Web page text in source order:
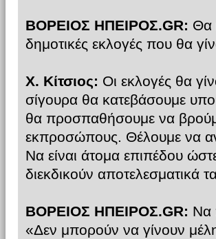
ΒΟΡΕΙΟΣ ΗΠΕΙΡΟΣ.GR: Θα
δημοτικές εκλογές που θα
Χ. Κίτσιος: Οι εκλογές θα
σίγουρα θα κατεβάσουμε
θα προσπαθήσουμε να
εκπροσώπους. Θέλουμε να
Να είναι άτομα επιπέδου
διεκδικούν αποτελεσματικά
ΒΟΡΕΙΟΣ ΗΠΕΙΡΟΣ.GR: Να
«Δεν μπορούν να γίνουν